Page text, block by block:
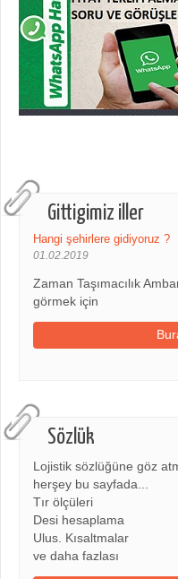
Gittigimiz iller
Hangi şehirlere gidiyoruz ?
01.02.2019
Zaman Taşımacılık
görmek için
Sözlük
Lojistik sözlüğüne göz
herşey bu sayfada...
Tır ölçüleri
Desi hesaplama
Ulus. Kısaltmalar
ve daha fazlası